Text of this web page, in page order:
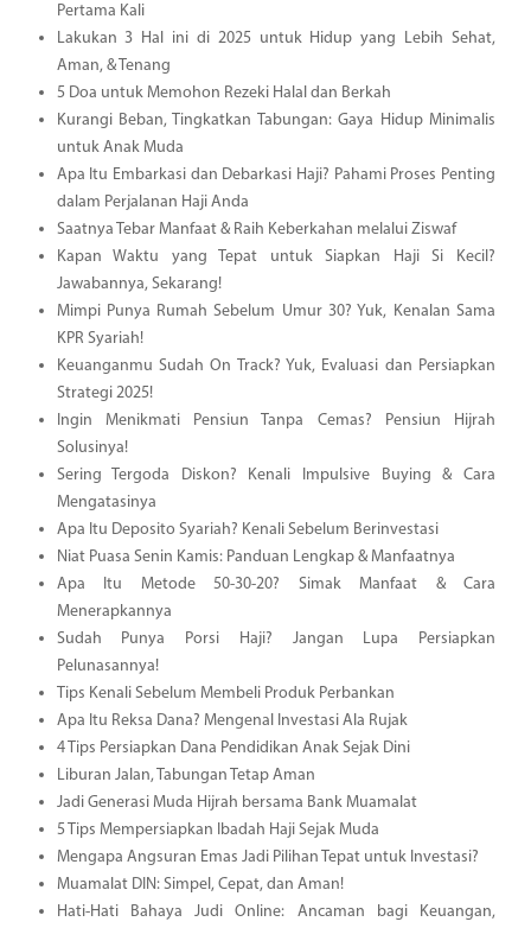
Pertama Kali
Lakukan 3 Hal ini di 2025 untuk Hidup yang Lebih Sehat,
Aman, & Tenang
5 Doa untuk Memohon Rezeki Halal dan Berkah
Kurangi Beban, Tingkatkan Tabungan: Gaya Hidup Minimalis
untuk Anak Muda
Apa Itu Embarkasi dan Debarkasi Haji? Pahami Proses Penting
dalam Perjalanan Haji Anda
Saatnya Tebar Manfaat & Raih Keberkahan melalui Ziswaf
Kapan Waktu yang Tepat untuk Siapkan Haji Si Kecil?
Jawabannya, Sekarang!
Mimpi Punya Rumah Sebelum Umur 30? Yuk, Kenalan Sama
KPR Syariah!
Keuanganmu Sudah On Track? Yuk, Evaluasi dan Persiapkan
Strategi 2025!
Ingin Menikmati Pensiun Tanpa Cemas? Pensiun Hijrah
Solusinya!
Sering Tergoda Diskon? Kenali Impulsive Buying & Cara
Mengatasinya
Apa Itu Deposito Syariah? Kenali Sebelum Berinvestasi
Niat Puasa Senin Kamis: Panduan Lengkap & Manfaatnya
Apa Itu Metode 50-30-20? Simak Manfaat & Cara
Menerapkannya
Sudah Punya Porsi Haji? Jangan Lupa Persiapkan
Pelunasannya!
Tips Kenali Sebelum Membeli Produk Perbankan
Apa Itu Reksa Dana? Mengenal Investasi Ala Rujak
4 Tips Persiapkan Dana Pendidikan Anak Sejak Dini
Liburan Jalan, Tabungan Tetap Aman
Jadi Generasi Muda Hijrah bersama Bank Muamalat
5 Tips Mempersiapkan Ibadah Haji Sejak Muda
Mengapa Angsuran Emas Jadi Pilihan Tepat untuk Investasi?
Muamalat DIN: Simpel, Cepat, dan Aman!
Hati-Hati Bahaya Judi Online: Ancaman bagi Keuangan,